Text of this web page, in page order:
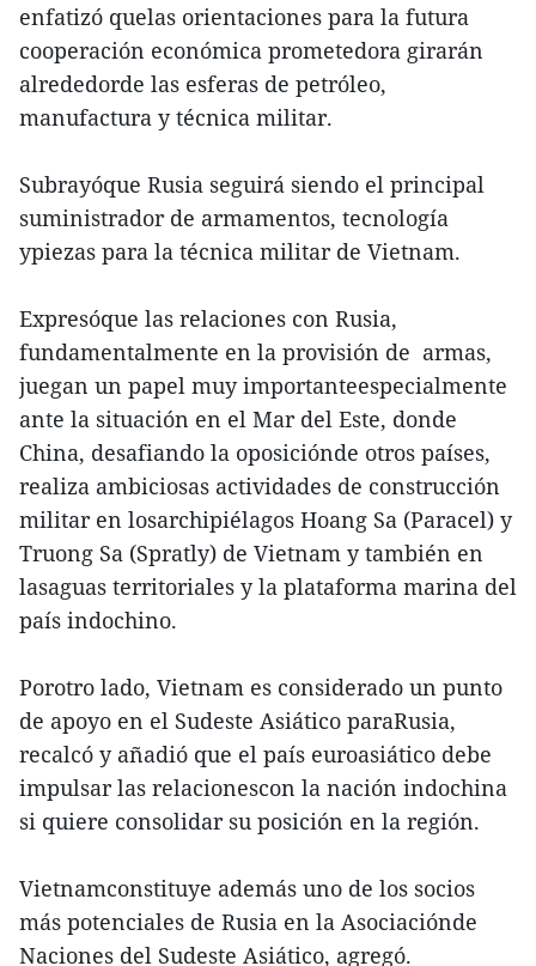
enfatizó quelas orientaciones para la futura
cooperación económica prometedora girarán
alrededorde las esferas de petróleo,
manufactura y técnica militar.
Subrayóque Rusia seguirá siendo el principal
suministrador de armamentos, tecnología
ypiezas para la técnica militar de Vietnam.
Expresóque las relaciones con Rusia,
fundamentalmente en la provisión de armas,
juegan un papel muy importanteespecialmente
ante la situación en el Mar del Este, donde
China, desafiando la oposiciónde otros países,
realiza ambiciosas actividades de construcción
militar en losarchipiélagos Hoang Sa (Paracel) y
Truong Sa (Spratly) de Vietnam y también en
lasaguas territoriales y la plataforma marina del
país indochino.
Porotro lado, Vietnam es considerado un punto
de apoyo en el Sudeste Asiático paraRusia,
recalcó y añadió que el país euroasiático debe
impulsar las relacionescon la nación indochina
si quiere consolidar su posición en la región.
Vietnamconstituye además uno de los socios
más potenciales de Rusia en la Asociaciónde
Naciones del Sudeste Asiático, agregó.